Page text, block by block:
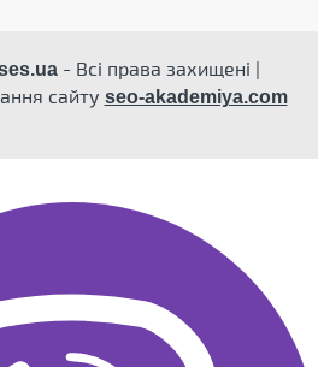
- Всі права захищені |
сайту seo-akademiya.com